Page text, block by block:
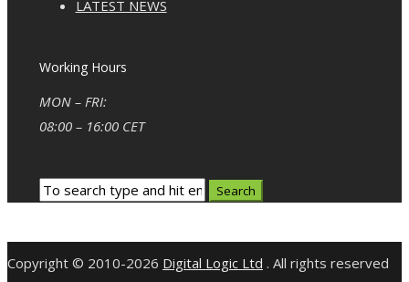
LATEST NEWS
Working Hours
MON – FRI:
08:00 – 16:00 CET
Copyright © 2010-2026 Digital Logic Ltd . All rights reserved